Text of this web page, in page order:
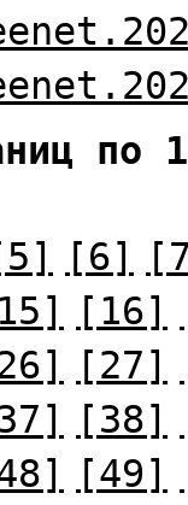
по
[6]
[16]
[27]
[38]
[49]